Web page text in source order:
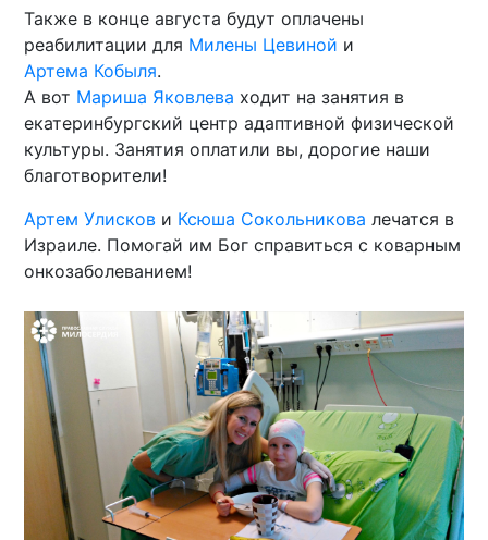
Также в конце августа будут оплачены
реабилитации для Милены Цевиной и
Артема Кобыля.
А вот Мариша Яковлева ходит на занятия в
екатеринбургский центр адаптивной физической
культуры. Занятия оплатили вы, дорогие наши
благотворители!
Артем Улисков и Ксюша Сокольникова лечатся в
Израиле. Помогай им Бог справиться с коварным
онкозаболеванием!